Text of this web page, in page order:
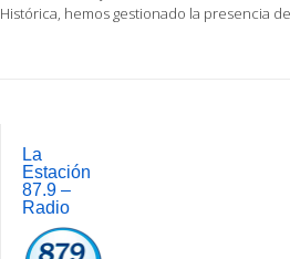
Histórica, hemos gestionado la presencia
navigation
La
Estación
87.9 –
Radio